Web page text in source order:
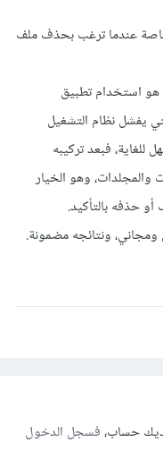
عندما ترغب بحذف ملف
هو استخدام تطبيق
نظام التشغيل
للغاية، فبعد تركيبه
والمجلدات، وهو الخيار
ونتائجه مضمونة.
حساب،فسجل الدخول